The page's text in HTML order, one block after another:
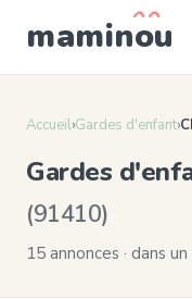
maminou
Accueil›Gardes d'enfant›
Gardes
(91410)
15 annonces · dans